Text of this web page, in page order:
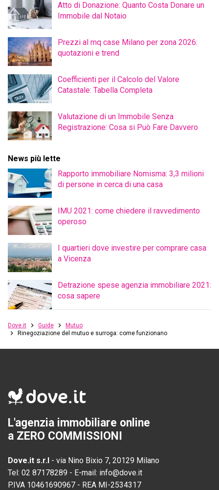
Atto di Donazione: Quanto Costa Donare un
Immobile dal Notaio
Prezzi al mq case Milano per zona 2026:
quotazioni e trend
Coefficienti per il Calcolo del Valore
Catastale: Tabella Completa
Valutazione di un Immobile Senza
Registrazione: Cosa si Può Fare Davvero
News più lette
Rapporto immobiliare Nomisma: 3,3 milioni
di persone in cerca di una casa
IMU 2021: come chiedere il ravvedimento
operoso
I quartieri dove investire per comprare casa
a Vicenza
Detrazione spese agenzia immobiliare 2021:
cosa sapere
Dove.it Guide
Mutuo
Rinegoziazione del mutuo e surroga: come funzionano
L'agenzia immobiliare online
a ZERO COMMISSIONI
Dove.it s.r.l - via Nino Bixio 7, 20129 Milano
Tel: 02 87178289 - E-mail: info@dove.it
P.IVA 10461690967 - REA MI-2534317